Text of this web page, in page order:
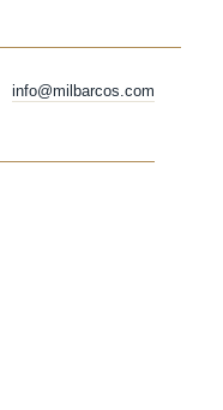
info@milbarcos.com